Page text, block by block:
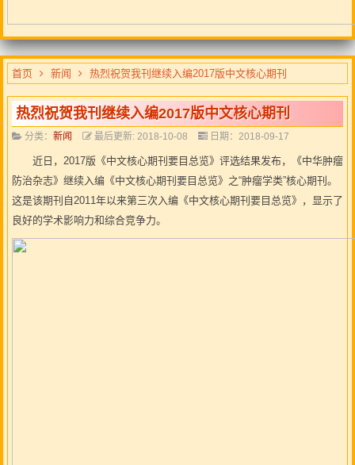
首页 新闻 热烈祝贺我刊继续入编2017版中文核心期刊
热烈祝贺我刊继续入编2017版中文核心期刊
分类： 新闻 最后更新: 2018-10-08 日期：2018-09-17
近日，2017版《中文核心期刊要目总览》评选结果发布，《中华肿瘤
防治杂志》继续入编《中文核心期刊要目总览》之“肿瘤学类”核心期刊。
这是该期刊自2011年以来第三次入编《中文核心期刊要目总览》，显示了
良好的学术影响力和综合竞争力。